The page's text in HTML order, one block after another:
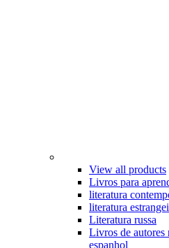
View all products
Livros para
literatura
literatura
Literatura russa
Livros de autores
espanhol